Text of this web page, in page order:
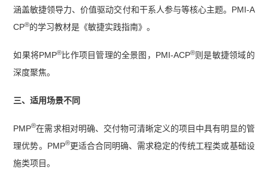
涵盖敏捷领导力、价值驱动交付和干系人参与等核心主题。PMI-A
CP®的学习教材是《敏捷实践指南》。
如果将PMP® 比作项目管理的全景图，PMI-ACP®则是敏捷领域的
深度聚焦。
三、适用场景不同
PMP®在需求相对明确、交付物可清晰定义的项目中具有明显的管
理优势。PMP®更适合合同明确、需求稳定的传统工程类或基础设
施类项目。